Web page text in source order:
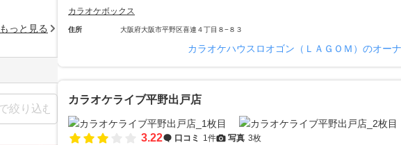
カラオケボックス
住所 大阪府大阪市平野区喜連４丁目８−８３
カラオケハウスロオゴン（ＬＡＧＯＭ）のオー
カラオケライブ平野出戸店
3.22 口コミ 1件 写真 3枚
もっと見る